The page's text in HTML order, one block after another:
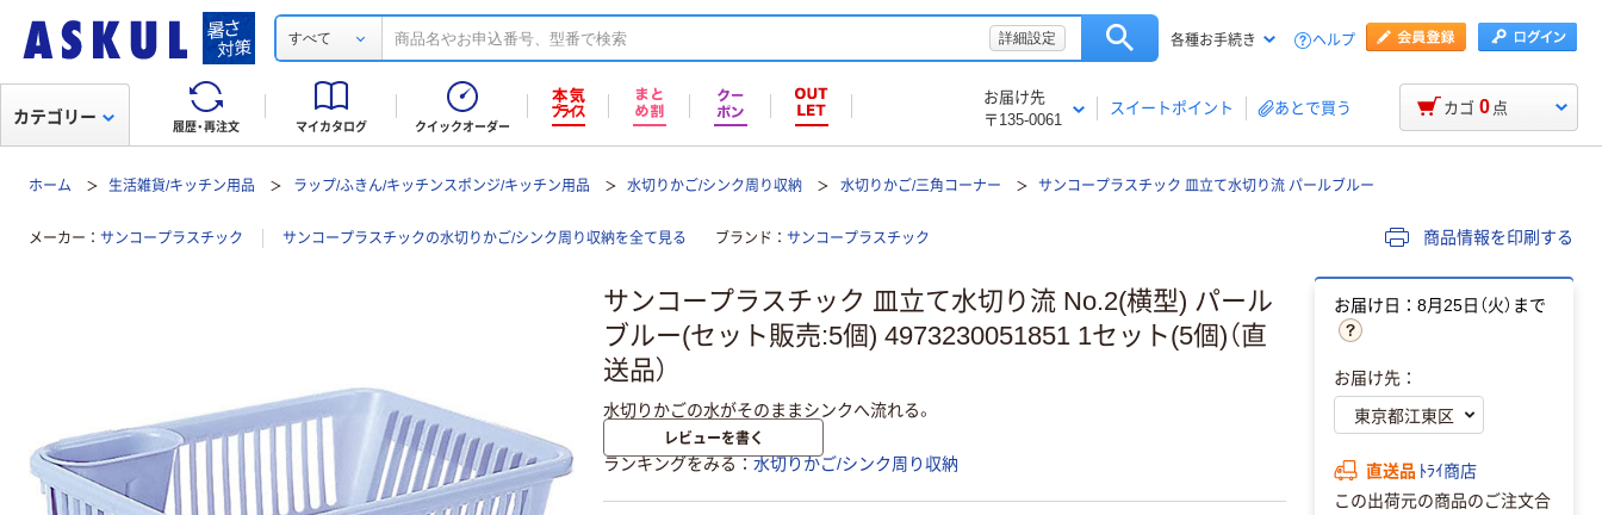
すべて 詳細設定 各種お手続き ヘルプ
履歴・再注文 マイカタログ クイックオーダー
お届け先
〒135-0061
スイートポイント あとで買う
カテゴリー カゴ 0 点
ホーム 生活雑貨/キッチン用品 ラップ/ふきん/キッチンスポンジ/キッチン用品 水切りかご/シンク周り収納 水切りかご/三角コーナー サンコープラスチック 皿立て水切り流 パールブルー
メーカー サンコープラスチック サンコープラスチックの水切りかご/シンク周り収納を全て見る ブランド サンコープラスチック 商品情報を印刷する
サンコープラスチック 皿立て水切り流 No.2(横型) パール
ブルー(セット販売:5個) 4973230051851 1セット(5個)（直
送品）
水切りかごの水がそのままシンクへ流れる。
レビューを書く
ランキングをみる 水切りかご/シンク周り収納
お届け日：8月25日（火）まで
お届け先：
直送品 ﾄﾗｲ商店
この出荷元の商品のご注文合